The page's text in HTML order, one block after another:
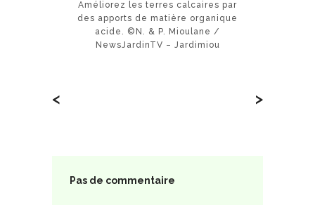
Améliorez les terres calcaires par
des apports de matière organique
acide. ©N. & P. Mioulane /
NewsJardinTV – Jardimiou
< >
Pas de commentaire